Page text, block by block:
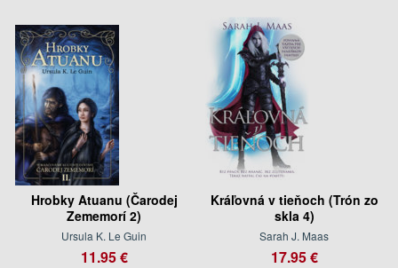
Hrobky Atuanu (Čarodej
Zememorí 2)
Ursula K. Le Guin
11.95 €
Kráľovná v tieňoch (Trón zo
skla 4)
Sarah J. Maas
17.95 €